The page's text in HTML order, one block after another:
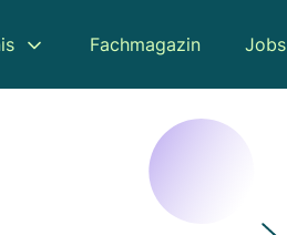
Fachmagazin Jobs